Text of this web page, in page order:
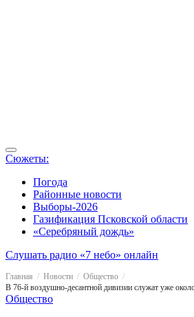
Сюжеты:
Погода
Районные новости
Выборы-2026
Газификация Псковской области
«Серебряный дождь»
Слушать радио «7 небо» онлайн
Главная Новости
Общество
Общество